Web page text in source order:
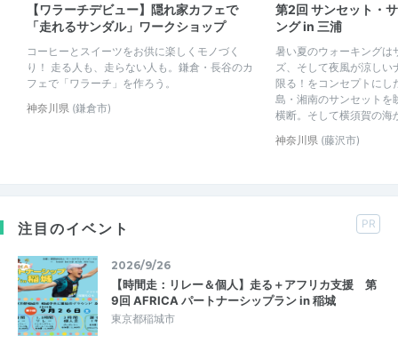
【ワラーチデビュー】隠れ家カフェで
「走れるサンダル」ワークショップ
コーヒーとスイーツをお供に楽しくモノづく
り！ 走る人も、走らない人も。鎌倉・長谷のカ
フェで「ワラーチ」を作ろう。
神奈川県 (鎌倉市)
第2回 サンセット・
ング in 三浦
暑い夏のウォーキングは
ズ、そして夜風が涼しい
限る！をコンセプトにし
島・湘南のサンセットを
横断。そして横須賀の海
神奈川県 (藤沢市)
注目のイベント PR
2026/9/26
【時間走：リレー＆個人】走る＋アフリカ支援 第
9回 AFRICA パートナーシップラン in 稲城
東京都稲城市